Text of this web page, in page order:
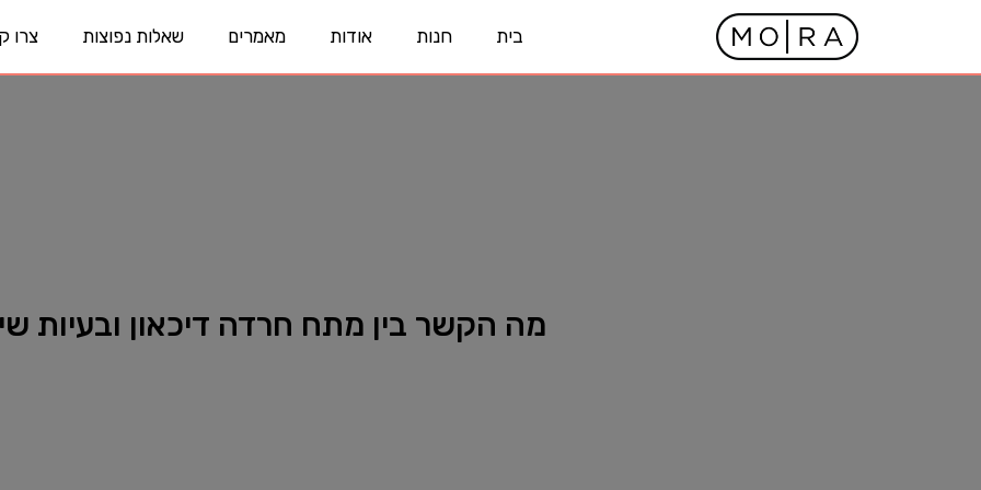
בית חנות אודות מאמרים שאלות נפוצות צרו
מה הקשר בין מתח חרדה דיכאון ובעיות